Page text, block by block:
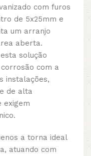
com furos
de 5x25mm e
um arranjo
aberta.
solução
com a
instalações,
de alta
exigem
a torna ideal
atuando com